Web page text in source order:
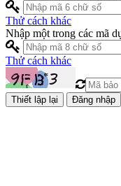
Thử cách khác
Nhập một trong các mã
Thử cách khác
Đăng nhập